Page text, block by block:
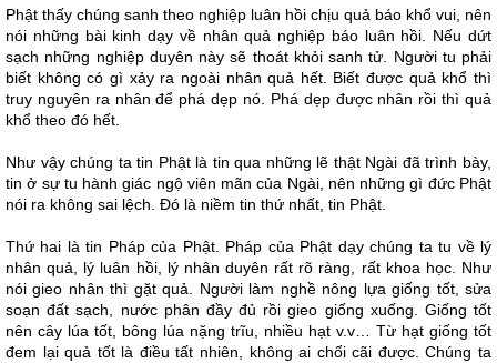
Phật thấy chúng sanh theo nghiệp luân hồi chịu quả báo khổ vui, nên
nói những bài kinh dạy về nhân quả nghiệp báo luân hồi. Nếu dứt
sạch những nghiệp duyên này sẽ thoát khỏi sanh tử. Người tu phải
biết không có gì xảy ra ngoài nhân quả hết. Biết được quả khổ thì
truy nguyên ra nhân để phá dẹp nó. Phá dẹp được nhân rồi thì quả
khổ theo đó hết.
Như vậy chúng ta tin Phật là tin qua những lẽ thật Ngài đã trình bày,
tin ở sự tu hành giác ngộ viên mãn của Ngài, nên những gì đức Phật
nói ra không sai lệch. Đó là niềm tin thứ nhất, tin Phật.
Thứ hai là tin Pháp của Phật. Pháp của Phật dạy chúng ta tu về lý
nhân quả, lý luân hồi, lý nhân duyên rất rõ ràng, rất khoa học. Như
nói gieo nhân thì gặt quả. Người làm nghề nông lựa giống tốt, sửa
soạn đất sạch, nước phân đầy đủ rồi gieo giống xuống. Giống tốt
nên cây lúa tốt, bông lúa nặng trĩu, nhiều hạt v.v… Từ hạt giống tốt
đem lại quả tốt là điều tất nhiên, không ai chối cãi được. Chúng ta